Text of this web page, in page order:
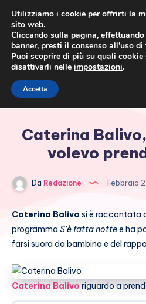
Caterina
volevo
Da Redazione Febbraio
Caterina Balivo si è raccontata
programma S’è fatta nottee ha
farsi suora da bambina e del
Caterina Balivo riguardo a
Utilizziamo i cookie per offrirti la
sito web.
Cliccando sulla pagina,
banner, presti il consenso all’uso
Puoi scoprire di più su quali
disattivarli nelle impostazioni.
Accetta